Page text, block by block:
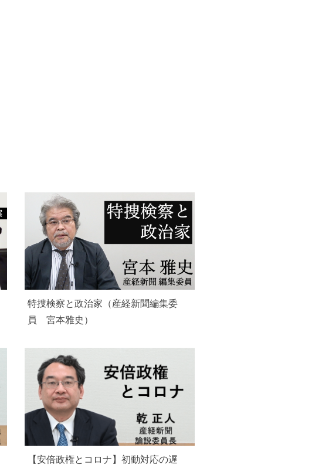
特捜検察と政治家（産経新聞編集委
員 宮本雅史）
【安倍政権とコロナ】初動対応の遅